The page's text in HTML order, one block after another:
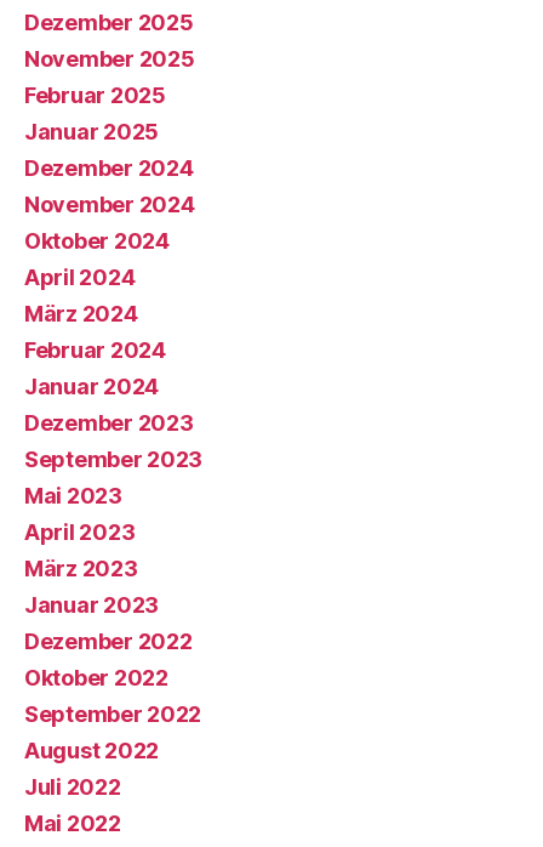
Dezember 2025
November 2025
Februar 2025
Januar 2025
Dezember 2024
November 2024
Oktober 2024
April 2024
März 2024
Februar 2024
Januar 2024
Dezember 2023
September 2023
Mai 2023
April 2023
März 2023
Januar 2023
Dezember 2022
Oktober 2022
September 2022
August 2022
Juli 2022
Mai 2022